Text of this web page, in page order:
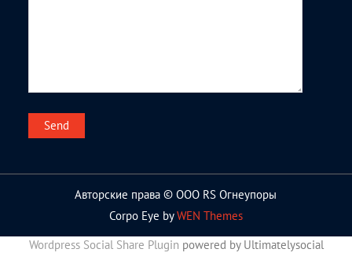
Авторские права © ООО RS Огнеупоры
Corpo Eye byWEN Themes
Wordpress Social Share Plugin powered by Ultimatelysocial